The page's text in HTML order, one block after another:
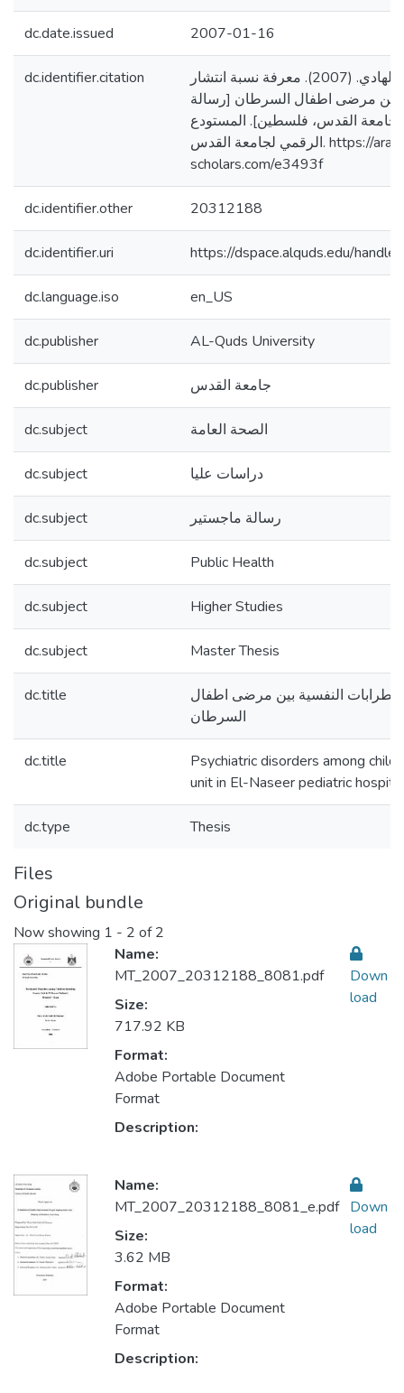
dc.date.issued 2007-01-16
dc.identifier.citation
منصور، منى عبد الهادي. (2007). معرفة نسبة انتشار
بين مرضى اطفال السرطان [رسالة
جامعة القدس، فلسطين]. المستودع
الرقمي لجامعة القدس. https://arab-
scholars.com/e3493f
dc.identifier.other 20312188
dc.identifier.uri https://dspace.alquds.edu/
dc.language.iso en_US
dc.publisher AL-Quds University
dc.publisher جامعة القدس
dc.subject الصحة العامة
dc.subject دراسات عليا
dc.subject رسالة ماجستير
dc.subject Public Health
dc.subject Higher Studies
dc.subject Master Thesis
dc.title
النفسية بين مرضى اطفال
السرطان
dc.title
Psychiatric disorders among
unit in El-Naseer pediatric
dc.type Thesis
Files
Original bundle
Now showing 1 - 2 of 2
Name:
MT_2007_20312188_8081.pdf
Size:
717.92 KB
Format:
Adobe Portable Document
Format
Description:
Down
load
Name:
MT_2007_20312188_8081_e.pdf
Size:
3.62 MB
Format:
Adobe Portable Document
Format
Description:
Down
load